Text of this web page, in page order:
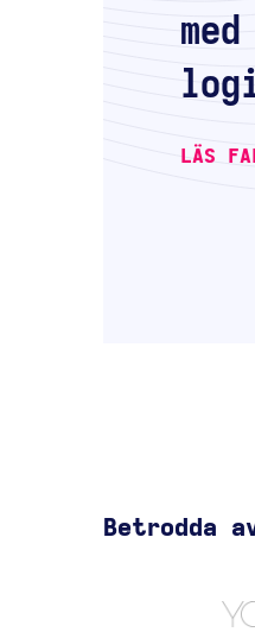
LÄS
Betrodda